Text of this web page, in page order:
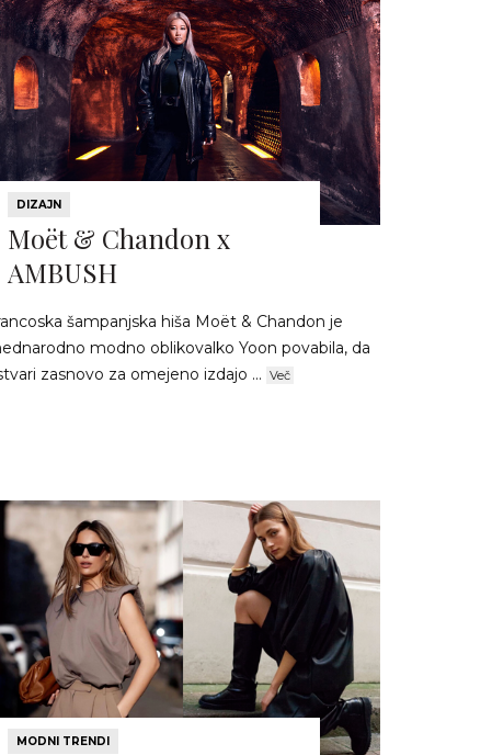
DIZAJN
Moët & Chandon x
AMBUSH
šampanjska hiša Moët & Chandon je
modno oblikovalko Yoon povabila, da
zasnovo za omejeno izdajo ... Več
MODNI TRENDI